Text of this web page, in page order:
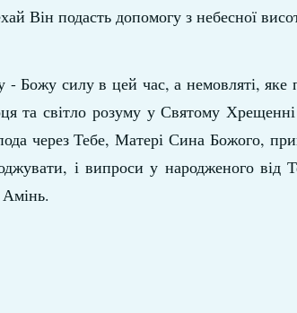
Він подасть допомогу з небесної
- Божу силу в цей час, а немовляті,
та світло розуму у Святому
через Тебе, Матері Сина Божого,
і випроси у народженого